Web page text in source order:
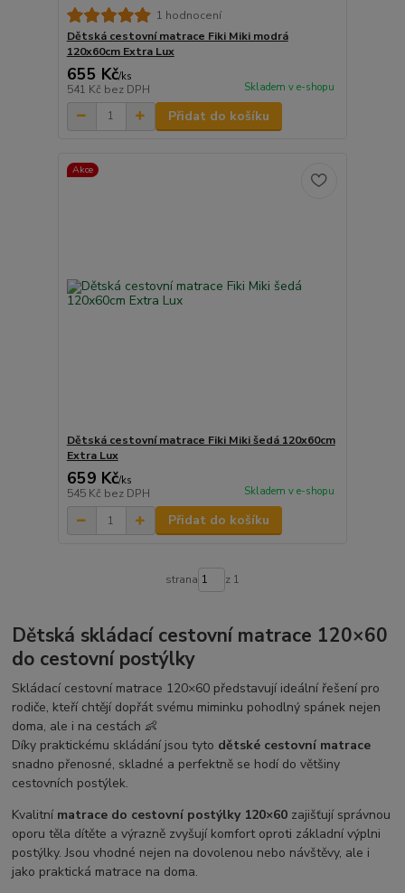
1 hodnocení
Dětská cestovní matrace Fiki Miki modrá
120x60cm Extra Lux
655 Kč/ks
541 Kč bez DPH Skladem v e-shopu
Přidat do košíku
Akce
Dětská cestovní matrace Fiki Miki šedá 120x60cm
Extra Lux
659 Kč/ks
545 Kč bez DPH Skladem v e-shopu
Přidat do košíku
strana z 1
Dětská skládací cestovní matrace 120×60
do cestovní postýlky
Skládací cestovní matrace 120×60 představují ideální řešení pro
rodiče, kteří chtějí dopřát svému miminku pohodlný spánek nejen
doma, ale i na cestách 👶
Díky praktickému skládání jsou tyto dětské cestovní matrace
snadno přenosné, skladné a perfektně se hodí do většiny
cestovních postýlek.
Kvalitní matrace do cestovní postýlky 120×60 zajišťují správnou
oporu těla dítěte a výrazně zvyšují komfort oproti základní výplni
postýlky. Jsou vhodné nejen na dovolenou nebo návštěvy, ale i
jako praktická matrace na doma.